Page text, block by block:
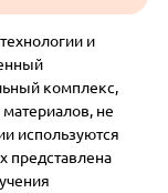
и
комплекс,
не
используются
представлена